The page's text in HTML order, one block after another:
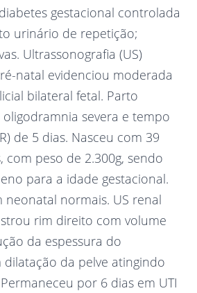
gestacional controlada
urinário de repetição;
Ultrassonografia (US)
natal evidenciou moderada
bilateral fetal. Parto
severa e tempo
de 5 dias. Nasceu com 39
com peso de 2.300g, sendo
para a idade gestacional.
neonatal normais. US renal
rim direito com volume
da espessura do
da pelve atingindo
por 6 dias em UTI